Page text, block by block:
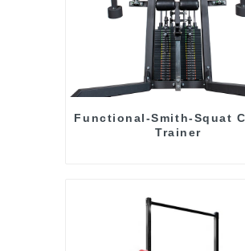
Functional-Smith-Squat
Trainer